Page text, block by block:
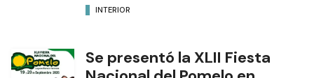
INTERIOR
Se presentó la XLII Fiesta